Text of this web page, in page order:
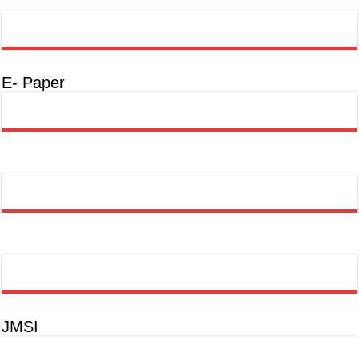
E- Paper
JMSI